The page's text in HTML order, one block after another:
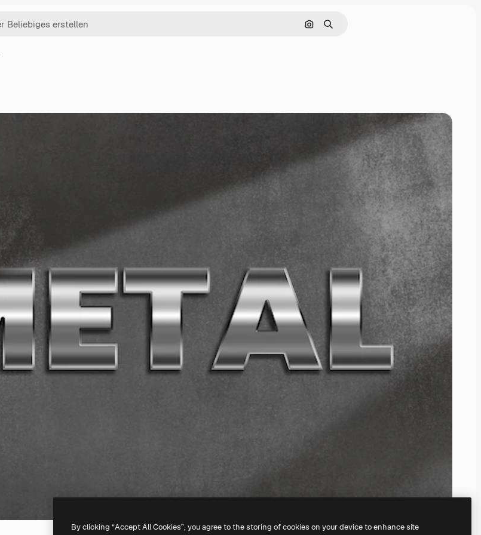
Nach Bild suchen
Suchen
By clicking “Accept All Cookies”, you agree to the storing of cookies on your device to enhance site